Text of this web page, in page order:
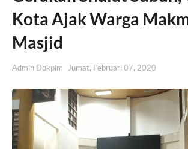
Kota Ajak Warga
Masjid
Admin Dokpim Jumat, Februari 07, 2020